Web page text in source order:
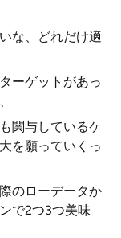
な、どれだけ適
ーゲットがあっ
関与しているケ
を願っていくっ
のローデータか
で2つ3つ美味